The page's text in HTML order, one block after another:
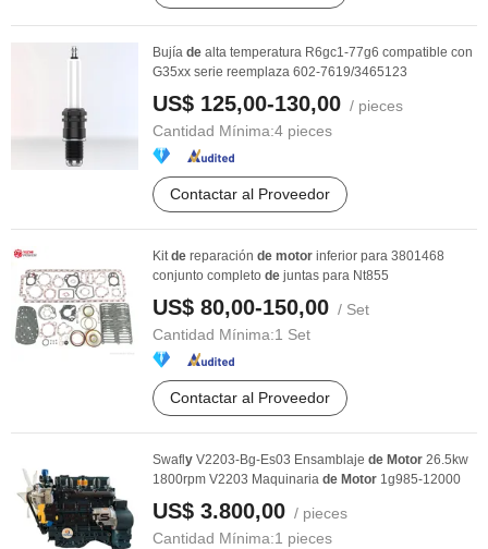
Bujía de alta temperatura R6gc1-77g6 compatible con
G35xx serie reemplaza 602-7619/3465123
US$ 125,00-130,00 / pieces
Cantidad Mínima:4 pieces
Contactar al Proveedor
Kitde reparación de motor inferior para 3801468
conjunto completo de juntas para Nt855
US$ 80,00-150,00 / Set
Cantidad Mínima:1 Set
Contactar al Proveedor
Swafly V2203-Bg-Es03 Ensamblaje de Motor 26.5kw
1800rpm V2203 Maquinaria de Motor 1g985-12000
US$ 3.800,00 / pieces
Cantidad Mínima:1 pieces